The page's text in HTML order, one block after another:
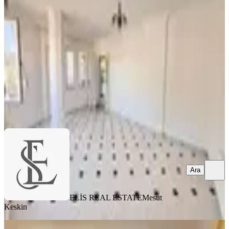
Alanya, Kızlar Pınarı Mahallesi
5. Kat
22.000 ₺
ELİS REAL ESTATE Mesut Keskin
ELİS REAL ESTATEMesut
Keskin
Ara